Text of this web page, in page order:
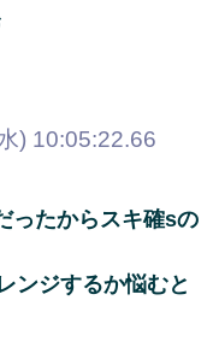
) 10:05:22.66
ったからスキ確sの
ンジするか悩むと